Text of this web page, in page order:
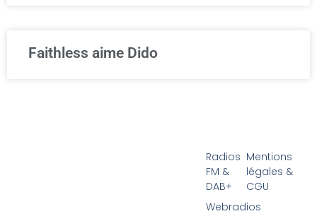
Faithless aime Dido
Radios
FM &
DAB+
Webradios
Mentions
légales &
CGU